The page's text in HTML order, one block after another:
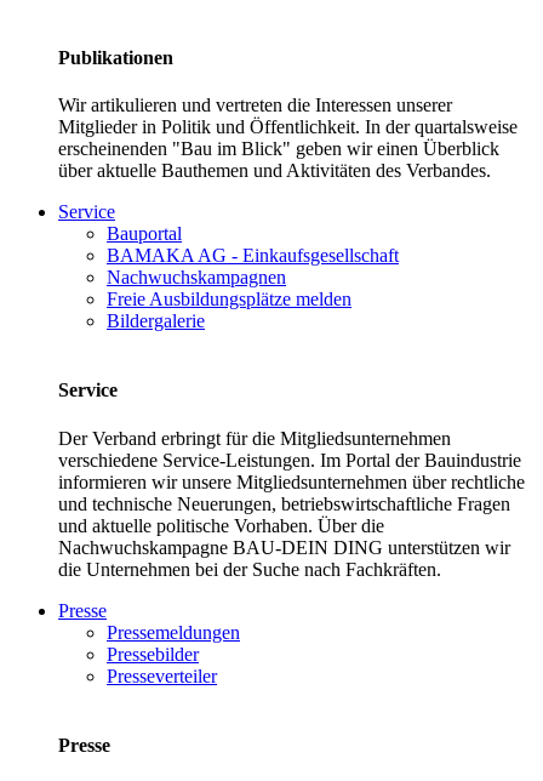
Publikationen
Wir artikulieren und vertreten die Interessen unserer
Mitglieder in Politik und Öffentlichkeit. In der quartalsweise
erscheinenden "Bau im Blick" geben wir einen Überblick
über aktuelle Bauthemen und Aktivitäten des Verbandes.
Service
Bauportal
BAMAKA AG - Einkaufsgesellschaft
Nachwuchskampagnen
Freie Ausbildungsplätze melden
Bildergalerie
Service
Der Verband erbringt für die Mitgliedsunternehmen
verschiedene Service-Leistungen. Im Portal der Bauindustrie
informieren wir unsere Mitgliedsunternehmen über rechtliche
und technische Neuerungen, betriebswirtschaftliche Fragen
und aktuelle politische Vorhaben. Über die
Nachwuchskampagne BAU-DEIN DING unterstützen wir
die Unternehmen bei der Suche nach Fachkräften.
Presse
Pressemeldungen
Pressebilder
Presseverteiler
Presse